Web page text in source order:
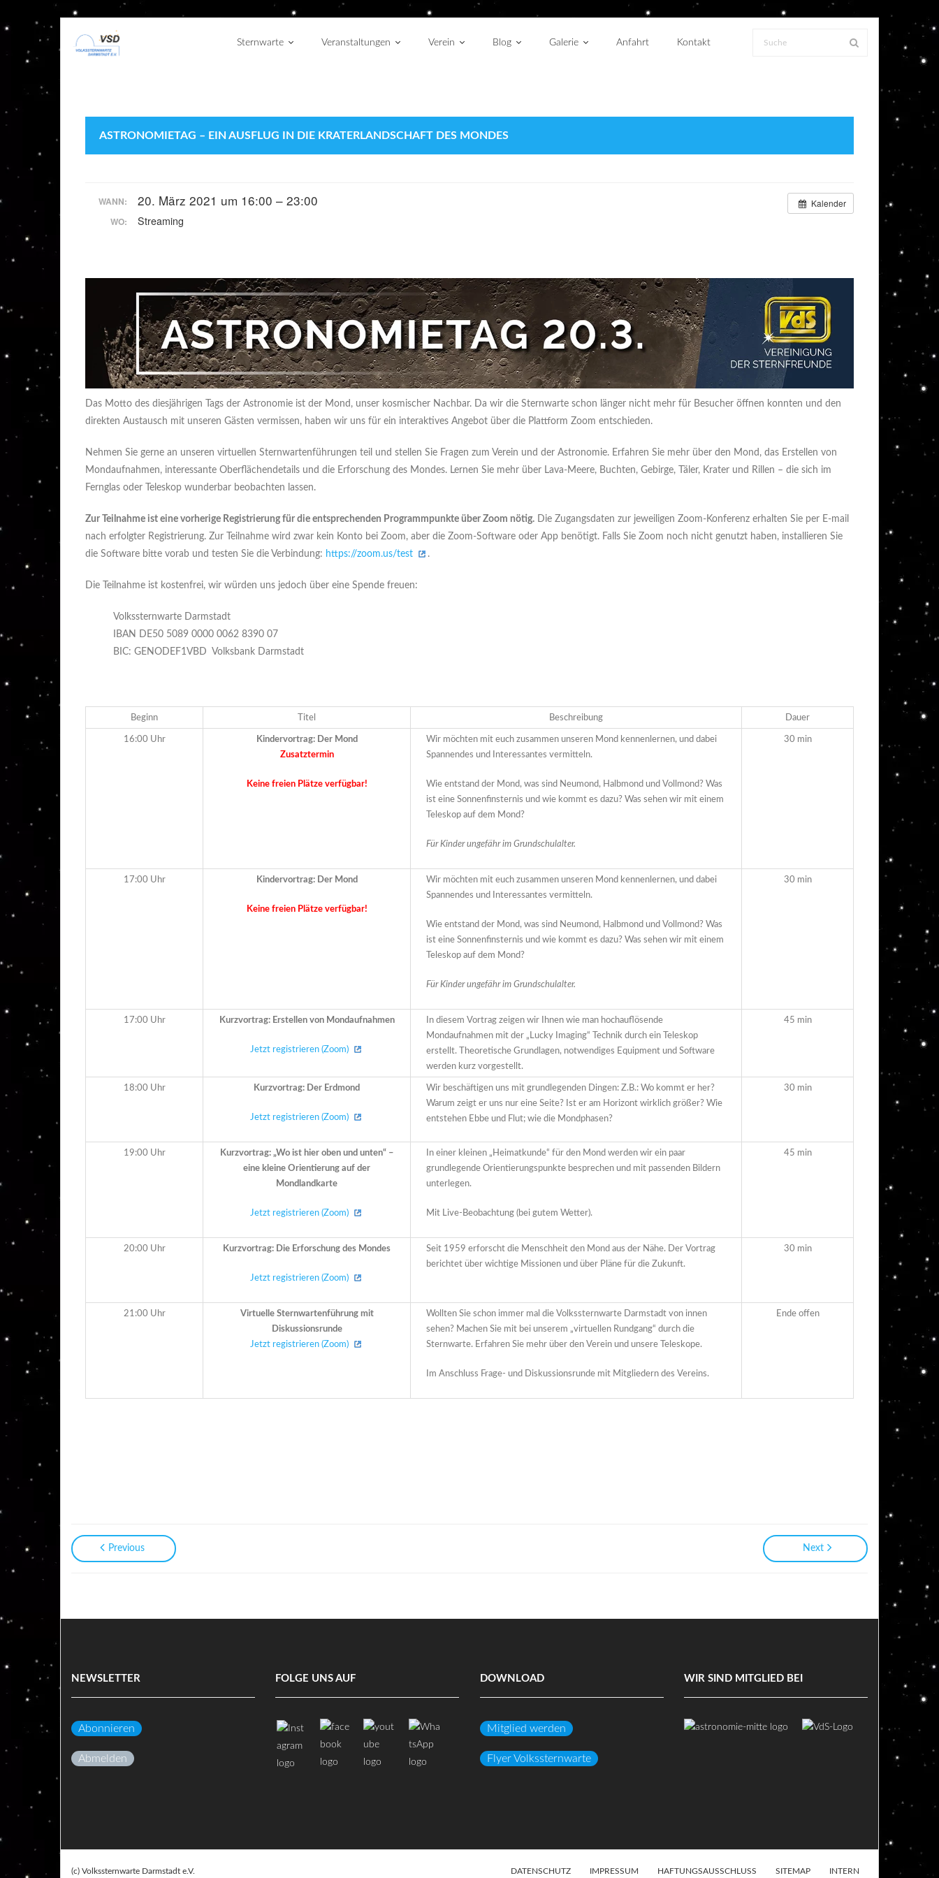
Sternwarte Veranstaltungen Verein Blog Galerie Anfahrt Kontakt
ASTRONOMIETAG – EIN AUSFLUG IN DIE KRATERLANDSCHAFT DES MONDES
Kalender
WANN: 20. März 2021 um 16:00 – 23:00
WO: Streaming
Das Motto des diesjährigen Tags der Astronomie ist der Mond, unser kosmischer Nachbar. Da wir die Sternwarte schon länger nicht mehr für Besucher öffnen konnten und den
direkten Austausch mit unseren Gästen vermissen, haben wir uns für ein interaktives Angebot über die Plattform Zoom entschieden.
Nehmen Sie gerne an unseren virtuellen Sternwartenführungen teil und stellen Sie Fragen zum Verein und der Astronomie. Erfahren Sie mehr über den Mond, das Erstellen von
Mondaufnahmen, interessante Oberflächendetails und die Erforschung des Mondes. Lernen Sie mehr über Lava-Meere, Buchten, Gebirge, Täler, Krater und Rillen – die sich im
Fernglas oder Teleskop wunderbar beobachten lassen.
Zur Teilnahme ist eine vorherige Registrierung für die entsprechenden Programmpunkte über Zoom nötig. Die Zugangsdaten zur jeweiligen Zoom-Konferenz erhalten Sie per E-mail
nach erfolgter Registrierung. Zur Teilnahme wird zwar kein Konto bei Zoom, aber die Zoom-Software oder App benötigt. Falls Sie Zoom noch nicht genutzt haben, installieren Sie
die Software bitte vorab und testen Sie die Verbindung: https://zoom.us/test .
Die Teilnahme ist kostenfrei, wir würden uns jedoch über eine Spende freuen:
Volkssternwarte Darmstadt
IBAN DE50 5089 0000 0062 8390 07
BIC: GENODEF1VBD Volksbank Darmstadt
Beginn Titel Beschreibung Dauer
16:00 Uhr
Kindervortrag: Der Mond
Zusatztermin
Keine freien Plätze verfügbar!
Wir möchten mit euch zusammen unseren Mond kennenlernen, und dabei
Spannendes und Interessantes vermitteln.
Wie entstand der Mond, was sind Neumond, Halbmond und Vollmond? Was
ist eine Sonnenfinsternis und wie kommt es dazu? Was sehen wir mit einem
Teleskop auf dem Mond?
Für Kinder ungefähr im Grundschulalter.
30 min
17:00 Uhr Kindervortrag: Der Mond
Keine freien Plätze verfügbar!
Wir möchten mit euch zusammen unseren Mond kennenlernen, und dabei
Spannendes und Interessantes vermitteln.
Wie entstand der Mond, was sind Neumond, Halbmond und Vollmond? Was
ist eine Sonnenfinsternis und wie kommt es dazu? Was sehen wir mit einem
Teleskop auf dem Mond?
Für Kinder ungefähr im Grundschulalter.
30 min
17:00 Uhr Kurzvortrag: Erstellen von Mondaufnahmen
Jetzt registrieren (Zoom)
In diesem Vortrag zeigen wir Ihnen wie man hochauflösende
Mondaufnahmen mit der „Lucky Imaging“ Technik durch ein Teleskop
erstellt. Theoretische Grundlagen, notwendiges Equipment und Software
werden kurz vorgestellt.
45 min
18:00 Uhr Kurzvortrag: Der Erdmond
Jetzt registrieren (Zoom)
Wir beschäftigen uns mit grundlegenden Dingen: Z.B.: Wo kommt er her?
Warum zeigt er uns nur eine Seite? Ist er am Horizont wirklich größer? Wie
entstehen Ebbe und Flut; wie die Mondphasen?
30 min
19:00 Uhr
Kurzvortrag: „Wo ist hier oben und unten“ –
eine kleine Orientierung auf der
Mondlandkarte
Jetzt registrieren (Zoom)
In einer kleinen „Heimatkunde“ für den Mond werden wir ein paar
grundlegende Orientierungspunkte besprechen und mit passenden Bildern
unterlegen.
Mit Live-Beobachtung (bei gutem Wetter).
45 min
20:00 Uhr Kurzvortrag: Die Erforschung des Mondes
Jetzt registrieren (Zoom)
Seit 1959 erforscht die Menschheit den Mond aus der Nähe. Der Vortrag
berichtet über wichtige Missionen und über Pläne für die Zukunft.
30 min
21:00 Uhr
Virtuelle Sternwartenführung mit
Diskussionsrunde
Jetzt registrieren (Zoom)
Wollten Sie schon immer mal die Volkssternwarte Darmstadt von innen
sehen? Machen Sie mit bei unserem „virtuellen Rundgang“ durch die
Sternwarte. Erfahren Sie mehr über den Verein und unsere Teleskope.
Im Anschluss Frage- und Diskussionsrunde mit Mitgliedern des Vereins.
Ende offen
Previous Next
NEWSLETTER
Abonnieren
Abmelden
FOLGE UNS AUF DOWNLOAD
Mitglied werden
Flyer Volkssternwarte
WIR SIND MITGLIED BEI
(c) Volkssternwarte Darmstadt e.V. DATENSCHUTZ IMPRESSUM HAFTUNGSAUSSCHLUSS SITEMAP INTERN